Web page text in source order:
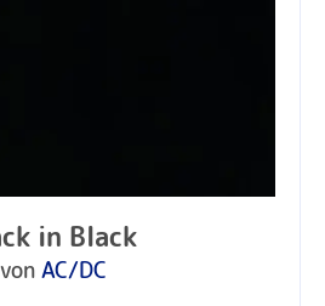
in Black
von AC/DC